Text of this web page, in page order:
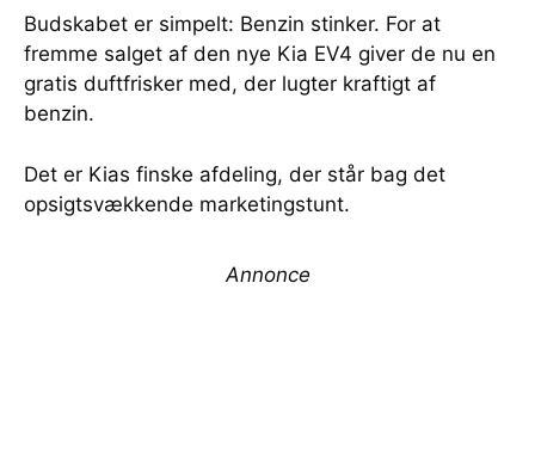
Budskabet er simpelt: Benzin stinker. For at
fremme salget af den nye Kia EV4 giver de nu en
gratis duftfrisker med, der lugter kraftigt af
benzin.
Det er Kias finske afdeling, der står bag det
opsigtsvækkende marketingstunt.
Annonce